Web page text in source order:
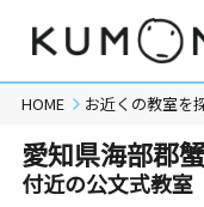
HOME お近くの教室を
愛知県海部郡
付近の公文式教室